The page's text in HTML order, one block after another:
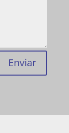
Enviar